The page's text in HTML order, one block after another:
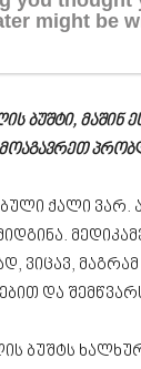
ბუშტი, მაშინ
ქალი ვარ.
ვიცავ,
და
ბუშტს